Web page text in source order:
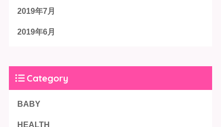
2019年7月
2019年6月
Category
BABY
HEALTH